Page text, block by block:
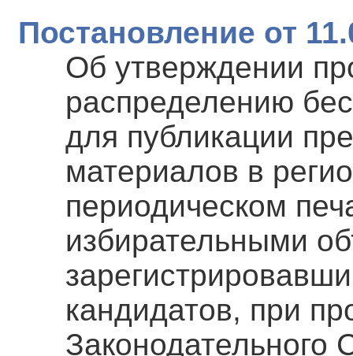
Постановление от
Об утверждении
распределению
для публикации
материалов в
периодическом
избирательными
кандидатов, при
Законодательного